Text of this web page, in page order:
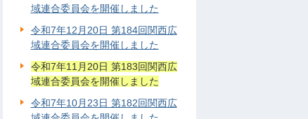
域連合委員会を開催しました
令和7年12月20日 第184回関西広
域連合委員会を開催しました
令和7年11月20日 第183回関西広
域連合委員会を開催しました
令和7年10月23日 第182回関西広